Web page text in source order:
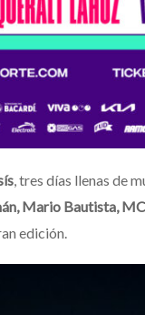
, tres días llenas de
Mario Bautista,
edición.